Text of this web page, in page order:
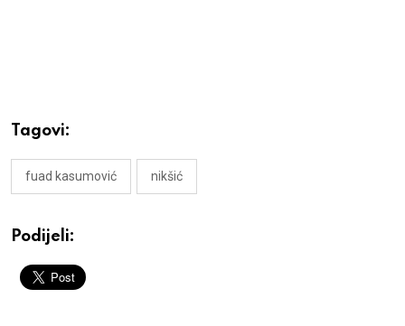
Tagovi:
fuad kasumović nikšić
Podijeli: